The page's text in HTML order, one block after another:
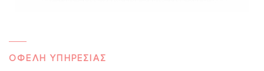
ΟΦEΛΗ ΥΠΗΡΕΣIΑΣ